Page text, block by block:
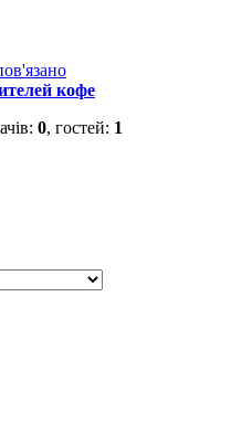
кофе
0, гостей: 1